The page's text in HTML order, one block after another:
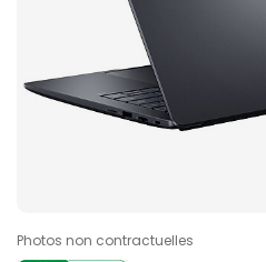
Photos non contractuelles